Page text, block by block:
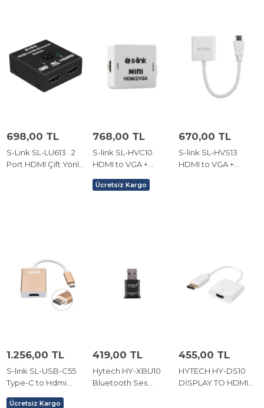
698,00 TL
S-Link SL-LU613 . 2
Port HDMI Çift Yönlü
768,00 TL
S-link SL-HVC10
HDMI to VGA +
Ücretsiz Kargo
670,00 TL
S-link SL-HVS13
HDMI to VGA +
1.256,00 TL
S-link SL-USB-C55
Type-C to Hdmi
Ücretsiz Kargo
419,00 TL
Hytech HY-XBU10
Bluetooth Ses
455,00 TL
HYTECH HY-DS10
DİSPLAY TO HDMI